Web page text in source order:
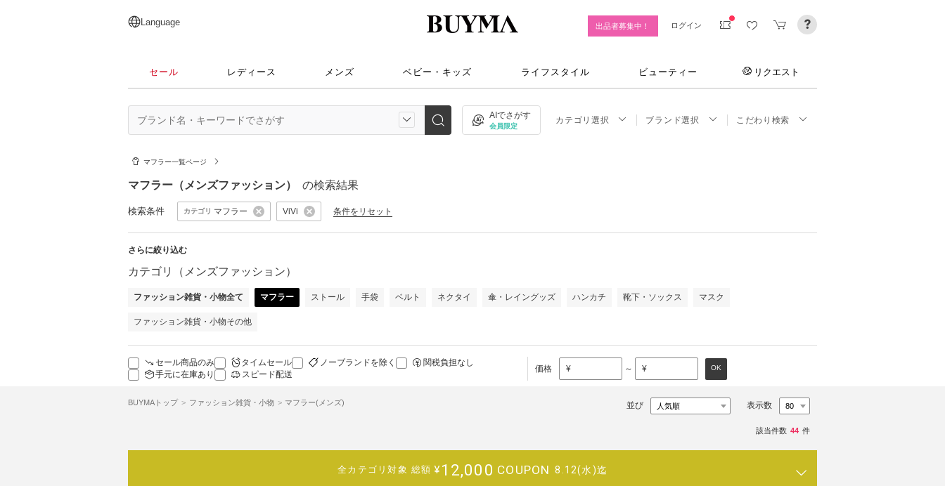
日本語
English
简体中文
繁體中文
Language 出品者募集中！ ログイン
セール レディース メンズ ベビー・キッズ ライフスタイル ビューティー リクエスト
AIでさがす
会員限定
カテゴリ選択 ブランド選択 こだわり検索
マフラー一覧ページ
マフラー（メンズファッション） の検索結果
検索条件 カテゴリ マフラー ViVi 条件をリセット
さらに絞り込む
カテゴリ（メンズファッション）
ファッション雑貨・小物全て マフラー ストール 手袋 ベルト ネクタイ 傘・レイングッズ ハンカチ 靴下・ソックス マスク
ファッション雑貨・小物その他
セール商品のみ タイムセール ノーブランドを除く
関税負担なし
手元に在庫あり
スピード配送
価格 ¥ ～ ¥ OK
BUYMAトップ ファッション雑貨・小物 マフラー(メンズ) 並び 表示数
該当件数 44 件
全カテゴリ対象 総額 ¥12,000 COUPON 8.12(水)迄